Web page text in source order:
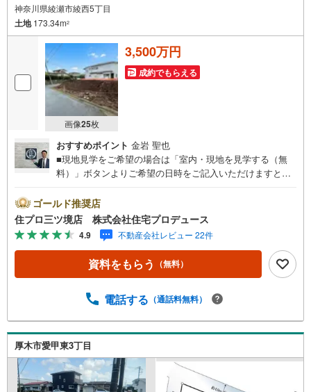
神奈川県綾瀬市綾西5丁目
土地173.34m2
画像25枚
3,500万円
成約でもらえる
おすすめポイント 金岩 聖也
■現地見学をご希望の場合は「室内・現地を見学する（無
料）」ボタンよりご希望の日時をご記入いただけますとス
リアに強い！ 住プロは大和市・綾瀬市エリアの不動産売買
専門会社です！最新物件情報や当社限定で販売する物件情
報も多数ございますので、お気軽にお問合せ下さい！ -------
------- 弊社独自の住宅ローン提案システム 弊社ではファイ
ナンシャル専門スタッフによる【丁寧な資金アドバイス】
【ファイナンシャルプラン提案書の作成】を随時行ってお
ン残高】【住宅購入者だけが加入できる無料の生命保険】
なる【教育費】住宅を買った後から始まる【住宅ローン返
済】65歳以上から必要になる【老後の費用負担】住宅探し
の【このタイミング】で不安な部分を明確にしていきませ
んか？？ --------------
ゴールド推奨店
住プロ三ツ境店 株式会社住宅プロデュース
4.9 不動産会社レビュー 22件
資料をもらう （無料）
電話する （通話料無料）
厚木市愛甲東3丁目